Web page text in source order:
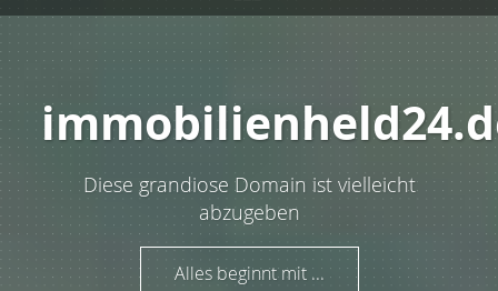
Diese grandiose Domain ist vielleicht
abzugeben
Alles beginnt mit ...